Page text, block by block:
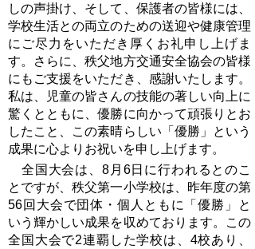
しの声掛け、そして、保護者の皆様には、
学校生活との両立のための送迎や健康管理
にご尽力をいただき厚くお礼申し上げま
す。さらに、秩父地方交通安全協会の皆様
にもご支援をいただき、感謝いたします。
私は、児童の皆さんの技能の著しい向上に
驚くとともに、優勝に向かって頑張りとお
したこと、この素晴らしい「優勝」という
成果に心よりお祝いを申し上げます。
全国大会は、8月6日に行われるとのこ
とですが、秩父第一小学校は、昨年度の第
56回大会で団体・個人ともに「優勝」と
いう輝かしい成果を収めております。この
全国大会で2連覇した学校は、4校あり、